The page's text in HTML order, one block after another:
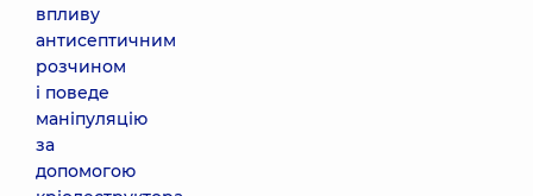
впливу
антисептичним
розчином
і поведе
маніпуляцію
за
допомогою